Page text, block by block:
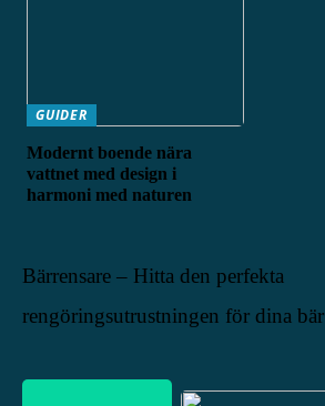
GUIDER
Modernt boende nära
vattnet med design i
harmoni med naturen
Bärrensare – Hitta den perfekta
rengöringsutrustningen för dina bär